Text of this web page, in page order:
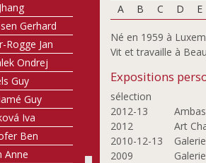
Gerhard
Rogge Jan
Ondrej
Guy
Guy
Iva
Ben
Anne
A B C D E
Né en 1959 à
Vit et travaille à
Expositions
sélection
2012-13
2012
Art
2010-12-13
2009